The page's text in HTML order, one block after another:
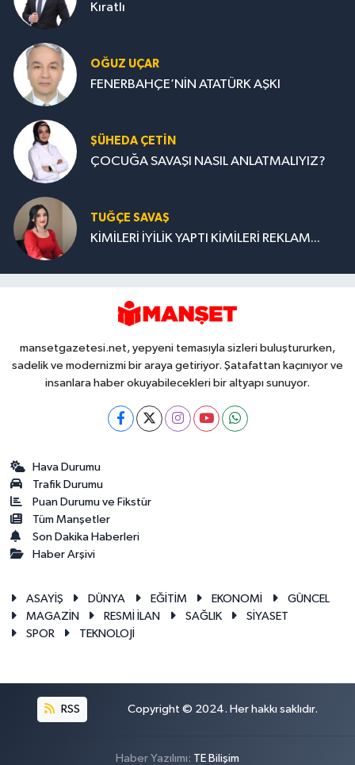
Kıratlı
OĞUZ UÇAR
FENERBAHÇE’NİN ATATÜRK AŞKI
ŞÜHEDA ÇETİN
ÇOCUĞA SAVAŞI NASIL ANLATMALIYIZ?
TUĞÇE SAVAŞ
KİMİLERİ İYİLİK YAPTI KİMİLERİ REKLAM...
mansetgazetesi.net, yepyeni temasıyla sizleri buluştururken,
sadelik ve modernizmi bir araya getiriyor. Şatafattan kaçınıyor ve
insanlara haber okuyabilecekleri bir altyapı sunuyor.
Hava Durumu
Trafik Durumu
Puan Durumu ve Fikstür
Tüm Manşetler
Son Dakika Haberleri
Haber Arşivi
ASAYİŞ DÜNYA EĞİTİM EKONOMİ
GÜNCEL
MAGAZİN
RESMİ İLAN SAĞLIK
SİYASET
SPOR
TEKNOLOJİ
RSS Copyright © 2024. Her hakkı saklıdır.
Haber Yazılımı: TE Bilişim